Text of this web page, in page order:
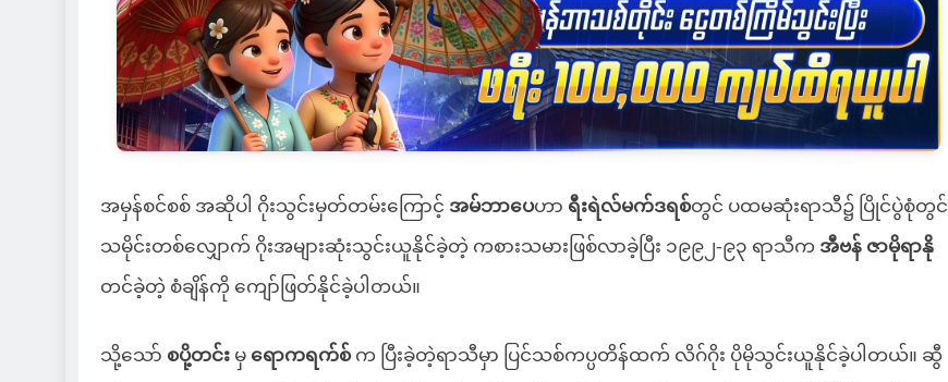
အမှန်စင်စစ် အဆိုပါ ဂိုးသွင်းမှတ်တမ်းကြောင့် အမ်ဘာပေဟာ ရီးရဲလ်မက်ဒရစ်တွင် ပထမဆုံးရာသီ၌ ပြိုင်ပွဲစုံတွင်
သမိုင်းတစ်လျှောက် ဂိုးအများဆုံးသွင်းယူနိုင်ခဲ့တဲ့ ကစားသမားဖြစ်လာခဲ့ပြီး ၁၉၉၂-၉၃ ရာသီက အီဗန် ဇာမိုရာနို
တင်ခဲ့တဲ့ စံချိန်ကို ကျော်ဖြတ်နိုင်ခဲ့ပါတယ်။
သို့သော် စပို့တင်း မှ ရောကရက်စ်က ပြီးခဲ့တဲ့ရာသီမှာ ပြင်သစ်ကပ္ပတိန်ထက် လိဂ်ဂိုး ပိုမိုသွင်းယူနိုင်ခဲ့ပါတယ်။ ဆွီ